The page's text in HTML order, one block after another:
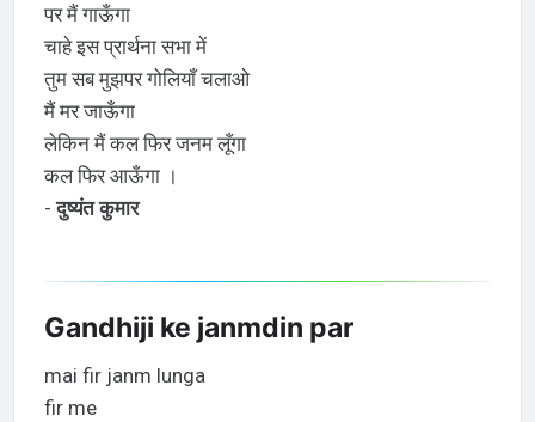
पर मैं गाऊँगा
चाहे इस प्रार्थना सभा में
तुम सब मुझपर गोलियाँ चलाओ
मैं मर जाऊँगा
लेकिन मैं कल फिर जनम लूँगा
कल फिर आऊँगा ।
-दुष्यंत कुमार
Gandhiji ke janmdin par
mai fir janm lunga
fir me